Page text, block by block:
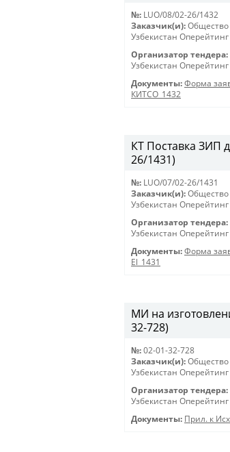
№: LUO/08/02-26/1432
Заказчик(и): Общество
Узбекистан
Организатор тендера:
Узбекистан
Документы: Форма
КИТСО_1432
КТ Поставка ЗИП
26/1431)
№: LUO/07/02-26/1431
Заказчик(и): Общество
Узбекистан
Организатор тендера:
Узбекистан
Документы: Форма
El_1431
МИ на
32-728)
№: 02-01-32-728
Заказчик(и): Общество
Узбекистан
Организатор тендера:
Узбекистан
Документы: Прил. к